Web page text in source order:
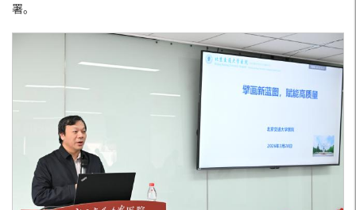
署。